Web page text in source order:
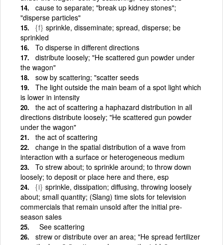
cause to separate; "break up kidney stones";
"disperse particles"
{f} sprinkle, disseminate; spread, disperse; be
sprinkled
To disperse in different directions
distribute loosely; "He scattered gun powder under
the wagon"
sow by scattering; "scatter seeds
The light outside the main beam of a spot light which
is lower in intensity
the act of scattering a haphazard distribution in all
directions distribute loosely; "He scattered gun powder
under the wagon"
the act of scattering
change in the spatial distribution of a wave from
interaction with a surface or heterogeneous medium
To strew about; to sprinkle around; to throw down
loosely; to deposit or place here and there, esp
{i} sprinkle, dissipation; diffusing, throwing loosely
about; small quantity; (Slang) time slots for television
commercials that remain unsold after the initial pre-
season sales
See scattering
strew or distribute over an area; "He spread fertilizer